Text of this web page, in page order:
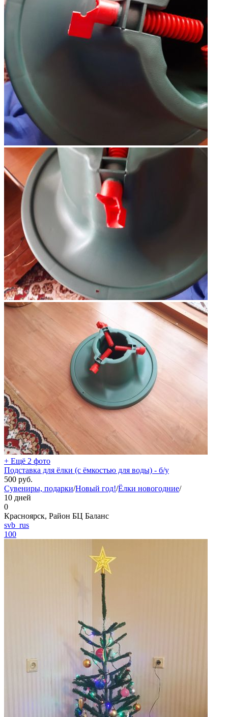
+ Ещё 2 фото
Подставка для ёлки (с ёмкостью для воды) - б/у
500 руб.
Сувениры, подарки/Новый год!/Ёлки новогодние/
10 дней
0
Красноярск, Район БЦ Баланс
svb_rus
100